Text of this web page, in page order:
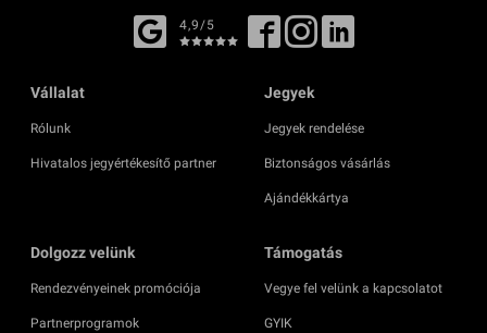
4,9/5
Vállalat
Rólunk
Hivatalos jegyértékesítő partner
Jegyek
Jegyek rendelése
Biztonságos vásárlás
Ajándékkártya
Dolgozz velünk
Rendezvényeinek promóciója
Partnerprogramok
Támogatás
Vegye fel velünk a kapcsolatot
GYIK